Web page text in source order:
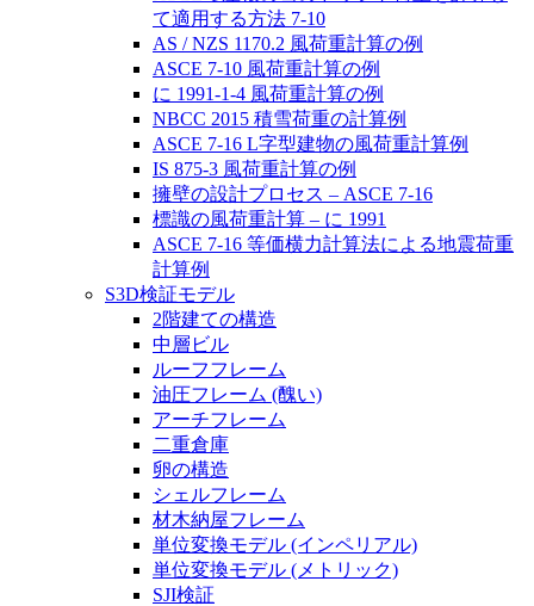
て適用する方法 7-10
AS / NZS 1170.2 風荷重計算の例
ASCE 7-10 風荷重計算の例
に 1991-1-4 風荷重計算の例
NBCC 2015 積雪荷重の計算例
ASCE 7-16 L字型建物の風荷重計算例
IS 875-3 風荷重計算の例
擁壁の設計プロセス – ASCE 7-16
標識の風荷重計算 – に 1991
ASCE 7-16 等価横力計算法による地震荷重
計算例
S3D検証モデル
2階建ての構造
中層ビル
ルーフフレーム
油圧フレーム (醜い)
アーチフレーム
二重倉庫
卵の構造
シェルフレーム
材木納屋フレーム
単位変換モデル (インペリアル)
単位変換モデル (メトリック)
SJI検証